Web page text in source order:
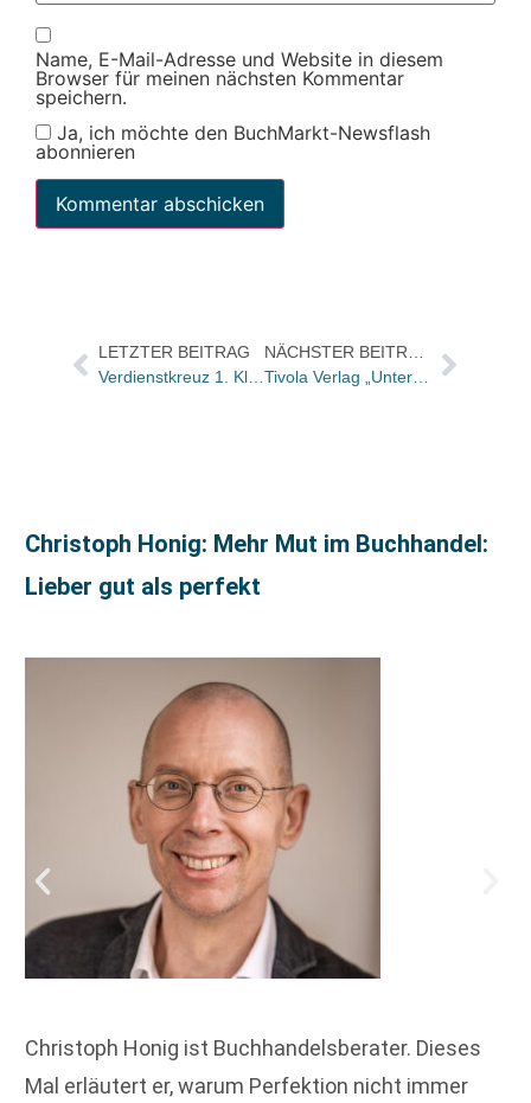
Name, E-Mail-Adresse und Website in diesem
Browser für meinen nächsten Kommentar
speichern.
Ja, ich möchte den BuchMarkt-Newsflash
abonnieren
LETZTER BEITRAG
Verdienstkreuz 1. Klasse für den Verleger Dr. Dietrich Ruprecht
Christoph Honig: Mehr Mut im Buchhandel:
Lieber gut als perfekt
Christoph Honig ist Buchhandelsberater. Dieses
Mal erläutert er, warum Perfektion nicht immer